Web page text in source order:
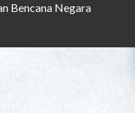
Bencana Negara